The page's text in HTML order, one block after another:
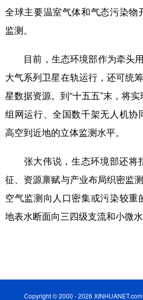
Русский язык 日
Deutsch
全球主要温室气体和气态污染物
监测。
目前，生态环境部作为牵头用
大气系列卫星在轨运行，还可统
星数据资源。到“十五五”末，将
组网运行、全国数千架无人机协
高空到近地的立体监测水平。
张大伟说，生态环境部还将
征、资源禀赋与产业布局织密监
空气监测向人口密集或污染较重
地表水断面向三四级支流和小微水
Copyright © 2000 - 2026